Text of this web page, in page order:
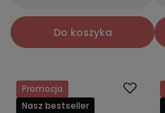
Do koszyka
Promocja
Nasz bestseller